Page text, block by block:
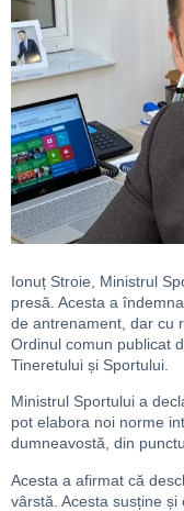
Ionuț Stroie, Ministrul
presă. Acesta a
de antrenament, dar cu
Ordinul comun publicat
Tineretului și Sportului.
Ministrul Sportului a
pot elabora noi norme
dumneavostă, din
Acesta a afirmat că
vârstă. Acesta susține